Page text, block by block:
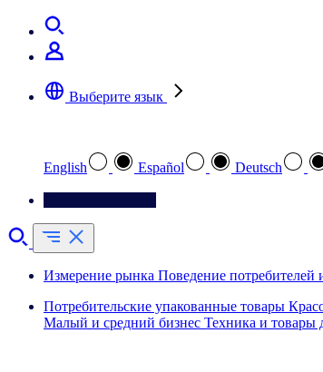
Выберите язык
English Español Deutsch
Измерение рынка Поведение потребителей
Потребительские упакованные товары
Малый и средний бизнес Техника и товары